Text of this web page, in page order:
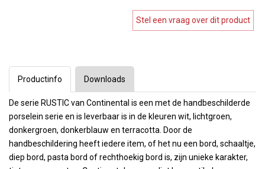
Stel een vraag over dit product
Productinfo
De serie RUSTIC van Continental is een met de handbeschilderde
porselein serie en is leverbaar is in de kleuren wit, lichtgroen,
donkergroen, donkerblauw en terracotta. Door de
handbeschildering heeft iedere item, of het nu een bord, schaaltje,
diep bord, pasta bord of rechthoekig bord is, zijn unieke karakter,
Downloads